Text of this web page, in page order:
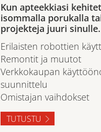
Kun apteekkiasi
isommalla porukalla
projekteja juuri sinulle.
Erilaisten robottien
Remontit ja muutot
Verkkokaupan
suunnittelu
Omistajan vaihdokset
TUTUSTU